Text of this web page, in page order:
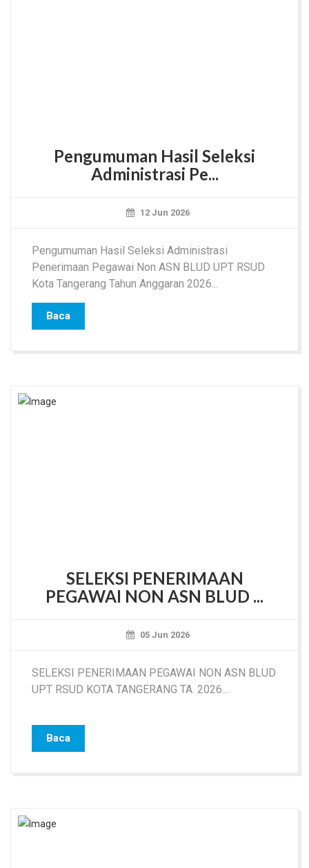
Pengumuman Hasil Seleksi
Administrasi Pe...
12 Jun 2026
Pengumuman Hasil Seleksi Administrasi
Penerimaan Pegawai Non ASN BLUD UPT RSUD
Kota Tangerang Tahun Anggaran 2026...
Baca
SELEKSI PENERIMAAN
PEGAWAI NON ASN BLUD ...
05 Jun 2026
SELEKSI PENERIMAAN PEGAWAI NON ASN BLUD
UPT RSUD KOTA TANGERANG TA. 2026...
Baca